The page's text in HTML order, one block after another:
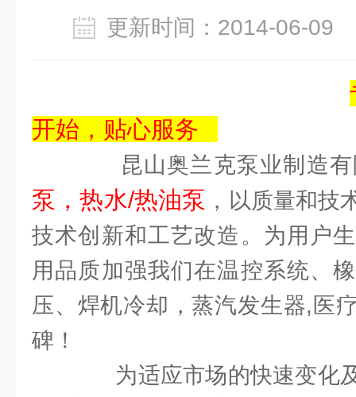
更新时间：2014-06-
开始，贴心服务
昆山奥兰克泵业制造有
泵，热水/热油泵 ，以质量和技
技术创新和工艺改造。为用户
用品质加强我们在温控系统、
压、焊机冷却，蒸汽发生器,医
碑！
为适应市场的快速变化